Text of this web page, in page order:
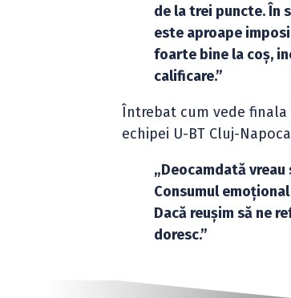
de la trei puncte. În
este aproape
foarte bine la coș,
calificare.”
Întrebat cum vede finala
echipei U-BT Cluj-
„Deocamdată
Consumul
Dacă reușim să ne
doresc.”